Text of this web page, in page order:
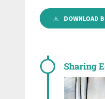
DOWNLOAD
Sharing